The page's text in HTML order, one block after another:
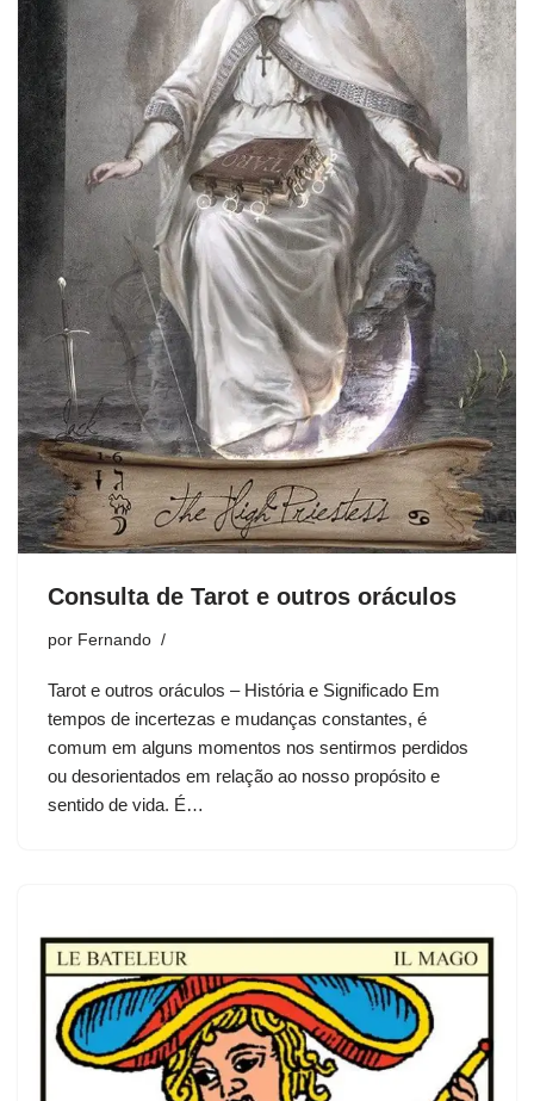
Consulta de Tarot e outros oráculos
por Fernando
Tarot e outros oráculos – História e Significado Em
tempos de incertezas e mudanças constantes, é
comum em alguns momentos nos sentirmos perdidos
ou desorientados em relação ao nosso propósito e
sentido de vida. É…